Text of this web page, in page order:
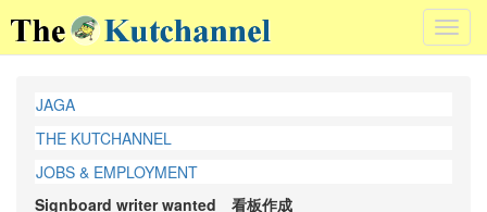
JAGA
THE KUTCHANNEL
JOBS & EMPLOYMENT
Signboard writer wanted 看板作成